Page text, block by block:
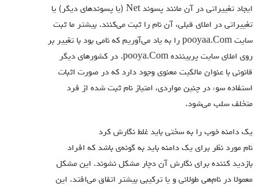
ایجاد تغییراتی در آن مانند پسوند Net (یا پسوندهای دیگر) یا
تغییراتی در املای قبلی، آن نام را ثبت می‌کنند. بیشتر ما ثبت
سایت pooyaa.Com را به یاد می‌آوریم که نامی بود با تغییر بر
روی املای سایت پربیننده pooya.Com. در کشورهای دیگر
قانونی با عنوان مالکیت معنوی وجود دارد که در صورت اثبات
استفاده سوء در چنین مواردی، امتیاز نام ثبت شده از فرد
متخلف سلب می‌شود.
یک دامنه خوب را به سختی باید غلط نگارش کرد
نام مورد نظر برای یک دامنه باید به گونه‌ی باشد که افراد
بازدید کننده برای نگارش آن دچار مشکل نشوند. این مشکل
معمولا در نام‌هی طولانی و یا ترکیبی بیشتر اتفاق می‌افتد. این